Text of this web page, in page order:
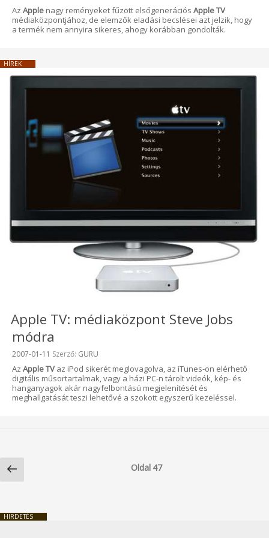
Az Apple nagy reményeket fűzött elsőgenerációs Apple TV
médiaközpontjához, de elemzők eladási becslései azt jelzik, hogy
a termék nem annyira sikeres, ahogy korábban gondolták.
HÍREK
Apple TV: médiaközpont Steve Jobs
módra
Beküldve:
2007-01-11 Szerző: GURU
Az Apple TVaz iPod sikerét meglovagolva, az iTunes-on elérhető
digitális műsortartalmak, vagy a házi PC-n tárolt videók, kép- és
hanganyagok akár nagyfelbontású megjelenítését és
meghallgatását teszi lehetővé a szokott egyszerű kezeléssel.
lapozása
Előző
oldal
Oldal 47
HIRDETÉS